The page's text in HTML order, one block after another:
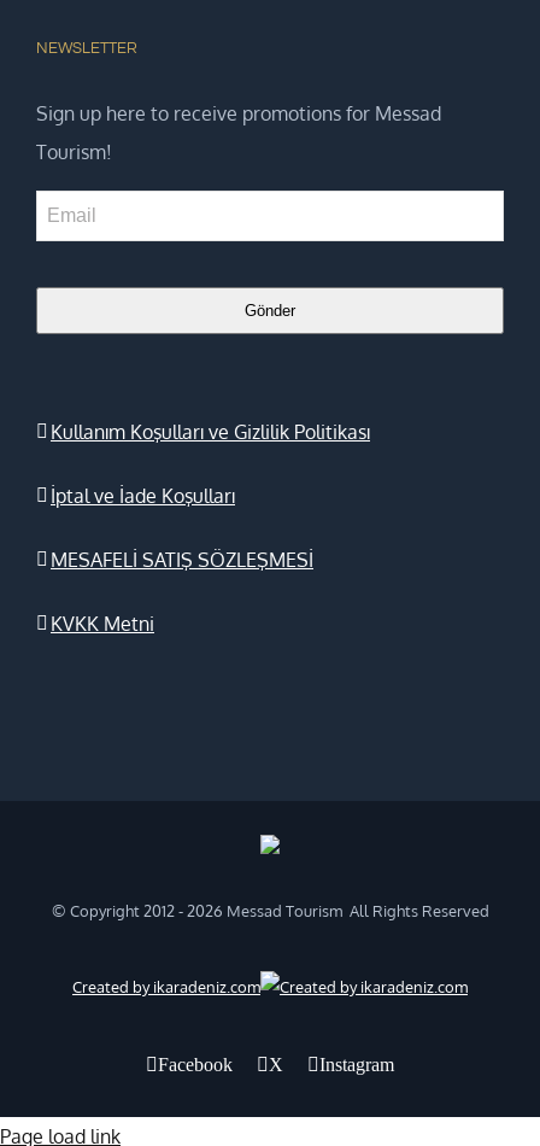
NEWSLETTER
Sign up here to receive promotions for Messad
Tourism!
Email *
Gönder
Kullanım Koşulları ve Gizlilik Politikası
İptal ve İade Koşulları
MESAFELİ SATIŞ SÖZLEŞMESİ
KVKK Metni
© Copyright 2012 - 2026 Messad Tourism All Rights Reserved
Created by ikaradeniz.com
Facebook X Instagram
Page load link